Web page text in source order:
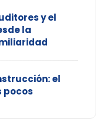
y el
la
el
pocos